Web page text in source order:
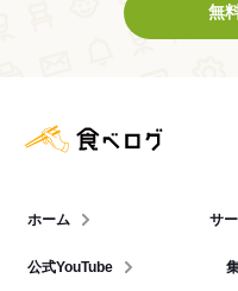
無
ホーム
公式YouTube
サ